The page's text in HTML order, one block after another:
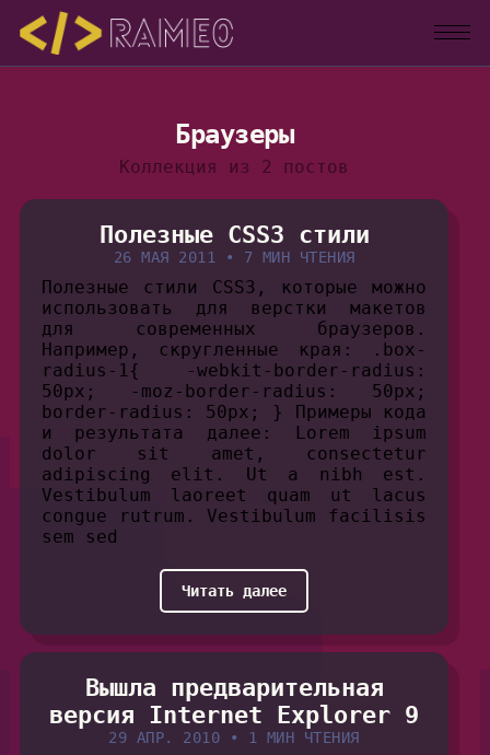
Браузеры
Коллекция из 2 постов
Полезные CSS3 стили
26 МАЯ 2011 • 7 МИН ЧТЕНИЯ
Полезные стили CSS3, которые можно
использовать для верстки макетов
для современных браузеров.
Например, скругленные края: .box-
radius-1{ -webkit-border-radius:
50px; -moz-border-radius: 50px;
border-radius: 50px; } Примеры кода
и результата далее: Lorem ipsum
dolor sit amet, consectetur
adipiscing elit. Ut a nibh est.
Vestibulum laoreet quam ut lacus
congue rutrum. Vestibulum facilisis
sem sed
Читать далее
Вышла предварительная
версия Internet Explorer 9
29 АПР. 2010 • 1 МИН ЧТЕНИЯ